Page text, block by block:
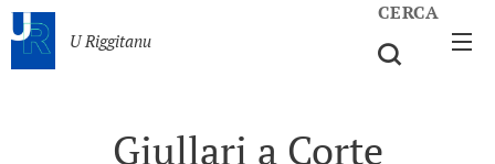
U Riggitanu
CERCA
Giullari a Corte